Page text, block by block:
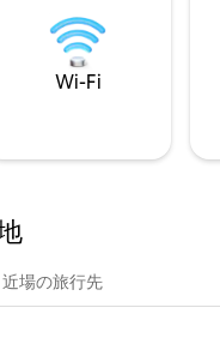
Wi-Fi
近場の旅行先